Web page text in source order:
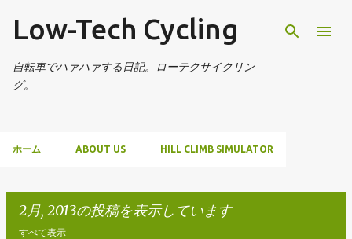
スキップしてメイン コンテンツに移動
Low-Tech Cycling
自転車でハァハァする日記。ローテクサイクリン
グ。
ホーム ABOUT US HILL CLIMB SIMULATOR
2月, 2013の投稿を表示しています
すべて表示